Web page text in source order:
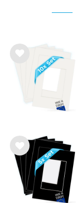
List
e de
sou
hait